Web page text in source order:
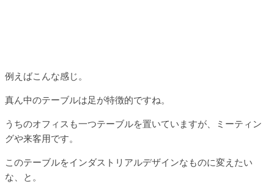
例えばこんな感じ。
真ん中のテーブルは足が特徴的ですね。
うちのオフィスも一つテーブルを置いていますが、ミーティン
グや来客用です。
このテーブルをインダストリアルデザインなものに変えたい
な、と。